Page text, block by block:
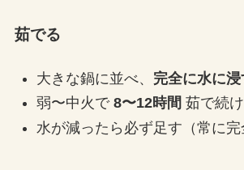
茹でる
大きな鍋に並べ、 完全に水に浸
弱〜中火で 8〜12時間 茹で続
水が減ったら必ず足す（常に完